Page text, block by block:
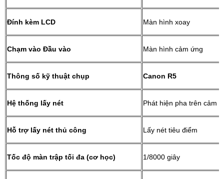
Đính kèm LCD Màn hình xoay
Chạm vào Đầu vào Màn hình cảm ứng
Thông số kỹ thuật chụp Canon R5
Hệ thống lấy nét Phát hiện pha trên cảm
Hỗ trợ lấy nét thủ công Lấy nét tiêu điểm
Tốc độ màn trập tối đa (cơ học) 1/8000 giây